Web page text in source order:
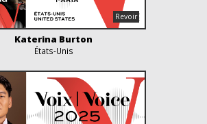
Katerina Burton
États-Unis